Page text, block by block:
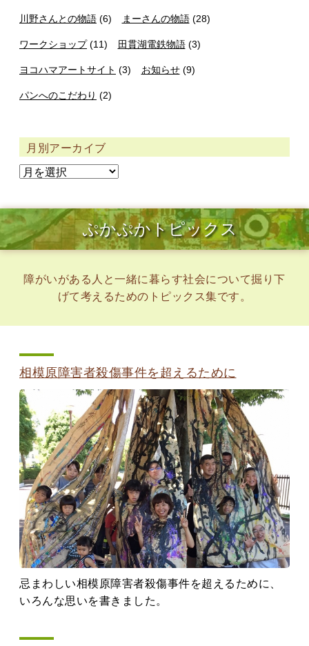
川野さんとの物語 (6) まーさんの物語(28)
ワークショップ(11) 田貫湖電鉄物語(3)
ヨコハマアートサイト (3) お知らせ(9)
パンへのこだわり (2)
月別アーカイブ
ぷかぷかトピックス
障がいがある人と一緒に暮らす社会について掘り下
げて考えるためのトピックス集です。
相模原障害者殺傷事件を超えるために
忌まわしい相模原障害者殺傷事件を超えるために、
いろんな思いを書きました。